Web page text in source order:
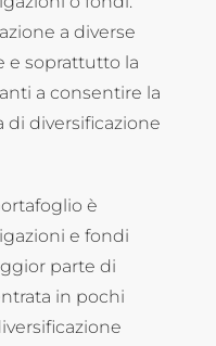
a diverse
e soprattutto la
a consentire la
di diversificazione
è
e fondi
parte di
in pochi